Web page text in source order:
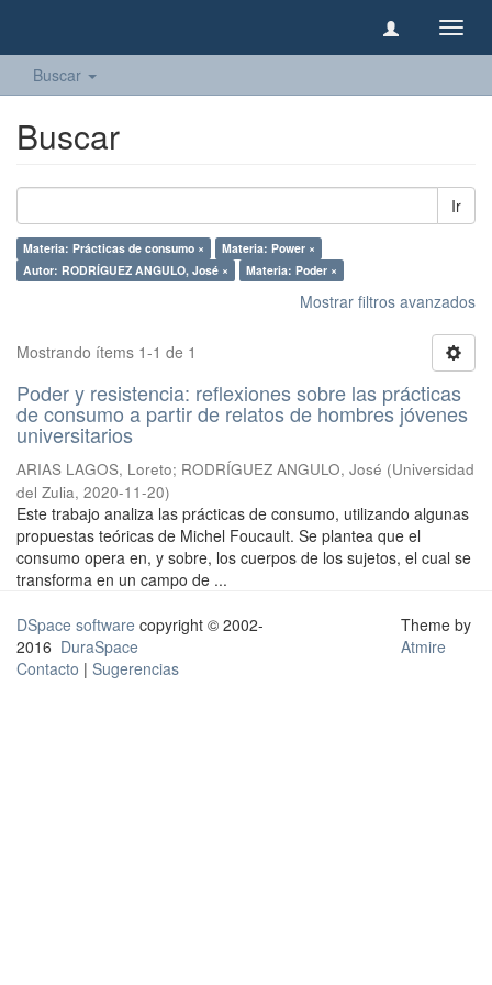
Buscar
Buscar
Ir
Materia: Prácticas de consumo ×
Materia: Power ×
Autor: RODRÍGUEZ ANGULO, José ×
Materia: Poder ×
Mostrar filtros avanzados
Mostrando ítems 1-1 de 1
Poder y resistencia: reflexiones sobre las prácticas
de consumo a partir de relatos de hombres jóvenes
universitarios
ARIAS LAGOS, Loreto; RODRÍGUEZ ANGULO, José (Universidad
del Zulia, 2020-11-20)
Este trabajo analiza las prácticas de consumo, utilizando algunas
propuestas teóricas de Michel Foucault. Se plantea que el
consumo opera en, y sobre, los cuerpos de los sujetos, el cual se
transforma en un campo de ...
DSpace software copyright © 2002-
2016 DuraSpace
Contacto | Sugerencias
Theme by
Atmire